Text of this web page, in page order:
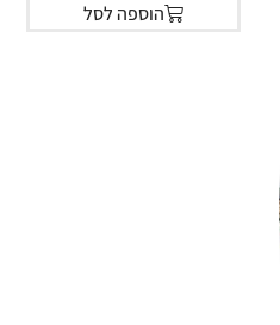
הוספה לסל